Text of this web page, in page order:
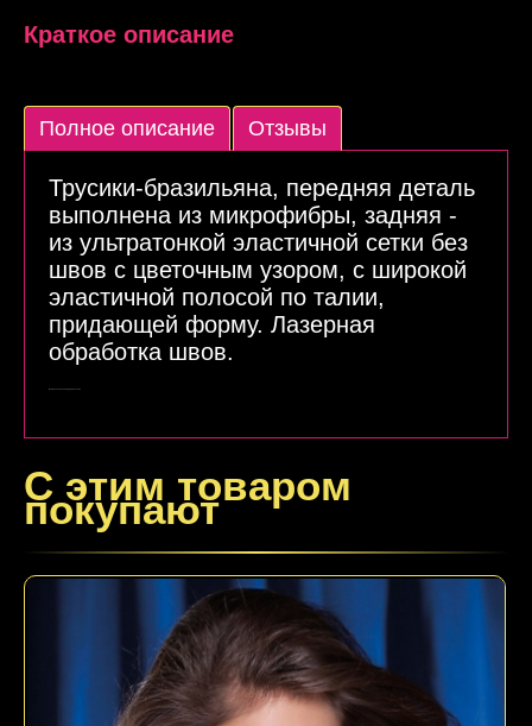
Краткое описание
Полное описание Отзывы
Трусики-бразильяна, передняя деталь
выполнена из микрофибры, задняя -
из ультратонкой эластичной сетки без
швов с цветочным узором, с широкой
эластичной полосой по талии,
придающей форму. Лазерная
обработка швов.
С этим товаром
покупают
Подробнее